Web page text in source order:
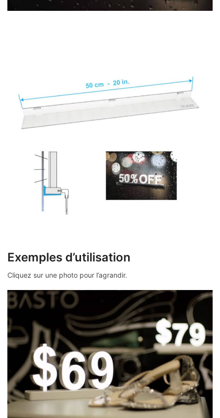
Exemples d’utilisation
Cliquez sur une photo pour l’agrandir.